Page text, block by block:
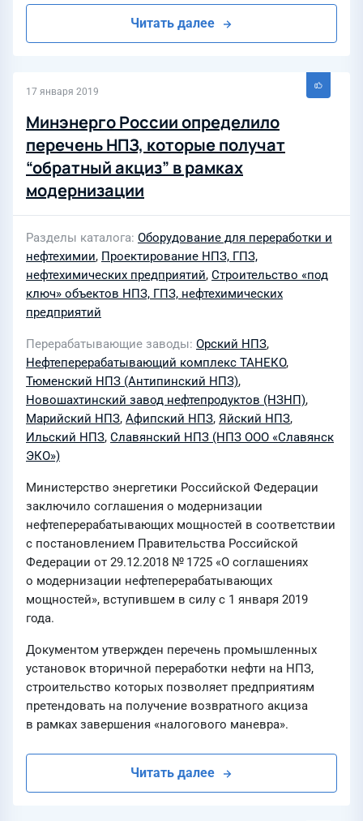
Читать далее
17 января 2019
Минэнерго России определило
перечень НПЗ, которые получат
“обратный акциз” в рамках
модернизации
Разделы каталога Оборудование для переработки и
нефтехимии, Проектирование НПЗ, ГПЗ,
нефтехимических предприятий, Строительство «под
ключ» объектов НПЗ, ГПЗ, нефтехимических
предприятий
Перерабатывающие заводы Орский НПЗ,
Нефтеперерабатывающий комплекс ТАНЕКО,
Тюменский НПЗ (Антипинский НПЗ),
Новошахтинский завод нефтепродуктов (НЗНП),
Марийский НПЗ, Афипский НПЗ, Яйский НПЗ,
Ильский НПЗ, Славянский НПЗ (НПЗ ООО «Славянск
ЭКО»)
Министерство энергетики Российской Федерации
заключило соглашения о модернизации
нефтеперерабатывающих мощностей в соответствии
с постановлением Правительства Российской
Федерации от 29.12.2018 № 1725 «О соглашениях
о модернизации нефтеперерабатывающих
мощностей», вступившем в силу с 1 января 2019
года.
Документом утвержден перечень промышленных
установок вторичной переработки нефти на НПЗ,
строительство которых позволяет предприятиям
претендовать на получение возвратного акциза
в рамках завершения «налогового маневра».
Читать далее